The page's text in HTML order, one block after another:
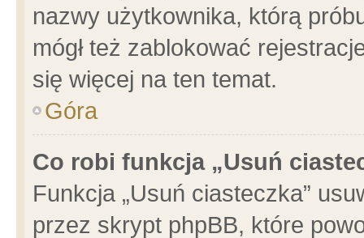
nazwy użytkownika, którą
mógł też zablokować
się więcej na ten temat.
Góra
Co robi funkcja „Usuń
Funkcja „Usuń ciasteczka”
przez skrypt phpBB, które